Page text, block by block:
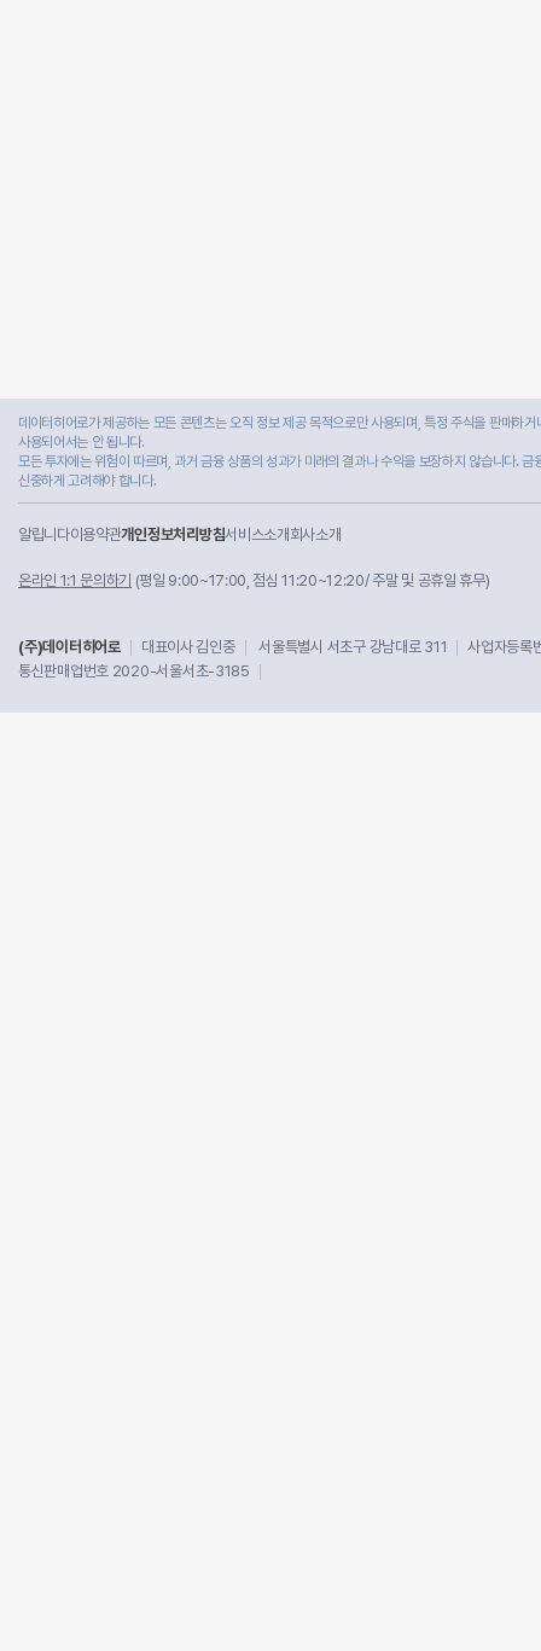
데이터히어로가 제공하는 모든 콘텐츠는 오직 정보 제공 목적으로만 사용되며, 특정 주식을 판매하
사용되어서는 안 됩니다.
모든 투자에는 위험이 따르며, 과거 금융 상품의 성과가 미래의 결과나 수익을 보장하지 않습니다.
신중하게 고려해야 합니다.
알립니다이용약관개인정보처리방침서비스소개 회사소개
온라인 1:1 문의하기 (평일 9:00~17:00, 점심 11:20~12:20/ 주말 및 공휴일 휴무)
(주)데이터히어로 대표이사 김인중 서울특별시 서초구 강남대로 311
사업자등
통신판매업번호 2020-서울서초-3185